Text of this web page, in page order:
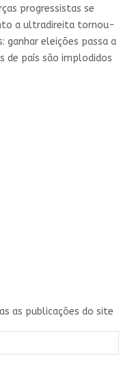
progressistas se
a ultradireita tornou-
ganhar eleições passa a
de país são implodidos
as publicações do site